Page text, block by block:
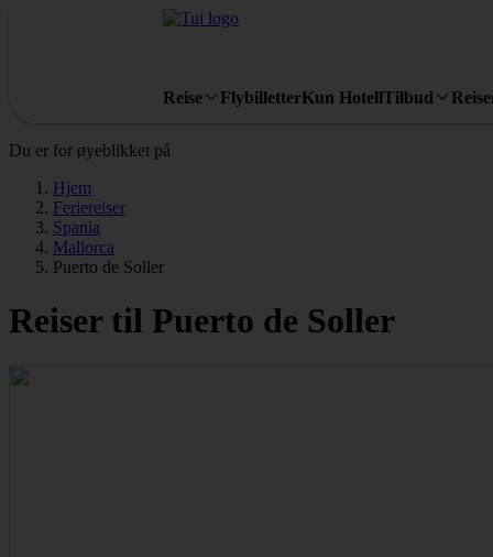
Reise FlybilletterKun HotellTilbud
Du er for øyeblikket på
Hjem
Feriereiser
Spania
Mallorca
Puerto de Soller
Reiser til Puerto de Soller